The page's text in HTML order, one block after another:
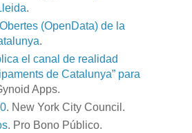
.
(OpenData) de la
.
el canal de realidad
de Catalunya” para
Apps.
. New York City Council.
. Pro Bono Público.